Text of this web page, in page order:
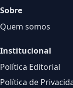
Sobre
Quem somos
Institucional
Política Editorial
Política de